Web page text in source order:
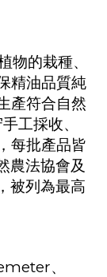
物的栽種、
精油品質純
產符合自然
工採收、
每批產品皆
農法協會及
被列為最高
、